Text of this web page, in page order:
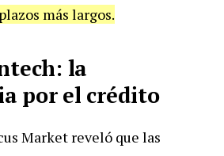
más largos.
la
por el crédito
Market reveló que las